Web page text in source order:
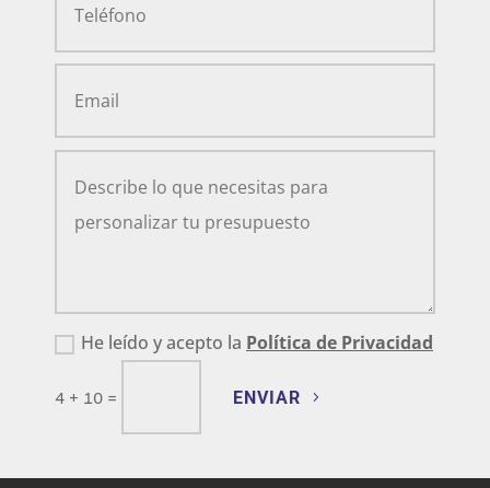
He leído y acepto la Política de Privacidad
4 + 10 = ENVIAR